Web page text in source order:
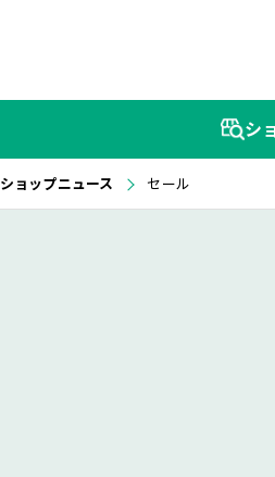
シ
ショップニュース セール